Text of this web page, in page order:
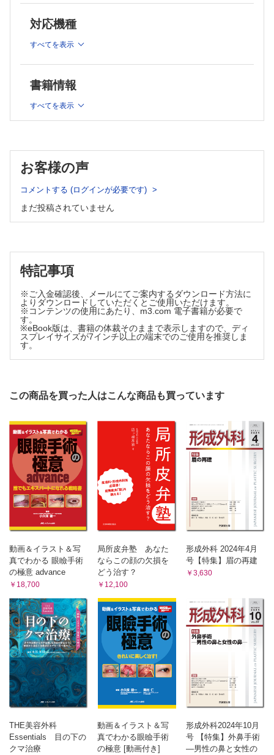
美容外科領域での目尻切開，目頭切開，眉毛下皮膚切除
連載
みんなで考えよう！ 足病カンファレンス season
リハビリテーションスタッフとのかかわり・・・寺部 雄太
形成外科 NEXT―次世代の本音―
ハイコンテクストな文化に生きる僕たちの，メンターが残す
Vol.16 先生アラーム鳴ってます・・・中村 優
原著
した示指斜指症の1例・・・三浦 孝行 ほか
ストーマ周囲静脈瘤に対して硬化療法を用いた1例・・・奥
陽平 ほか
排便機能を温存できた肛門周囲Paget病の1例・・・寺北 崇
人 ほか
工夫
対応機種
すべてを表示
書籍情報
すべてを表示
お客様の声
コメントする (ログインが必要です)
まだ投稿されていません
特記事項
※ご入金確認後、メールにてご案内するダウンロード方法に
よりダウンロードしていただくとご使用いただけます。
※コンテンツの使用にあたり、m3.com 電子書籍が必要で
す。
※eBook版は、書籍の体裁そのままで表示しますので、ディ
スプレイサイズが7インチ以上の端末でのご使用を推奨しま
す。
この商品を買った人はこんな商品も買っています
動画＆イラスト＆写
真でわかる 眼瞼手術
の極意 advance
￥18,700
局所皮弁塾 あなた
ならこの顔の欠損を
どう治す？
￥12,100
形成外科 2024年4月
号【特集】眉の再建
￥3,630
THE美容外科
Essentials 目の下の
クマ治療
動画＆イラスト＆写
真でわかる眼瞼手術
の極意 [動画付き]
形成外科2024年10月
号 【特集】外鼻手術
―男性の鼻と女性の